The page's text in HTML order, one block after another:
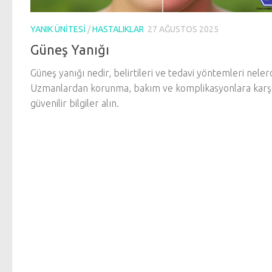
YANIK ÜNITESI /HASTALIKLAR 27 AĞUSTOS 2025
Güneş Yanığı
Güneş yanığı nedir, belirtileri ve tedavi yöntemleri
Uzmanlardan korunma, bakım ve komplikasyonlara
güvenilir bilgiler alın.